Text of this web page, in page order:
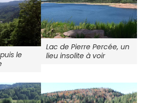
le
Lac de Pierre Percée, un
lieu insolite à voir